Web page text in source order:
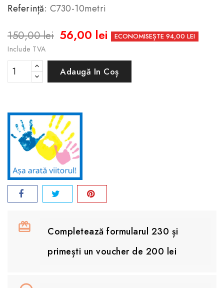
Referință: C730-10metri
150,00 lei 56,00 lei ECONOMISEȘTE 94,00 LEI
Include TVA
Adaugă In Coș
Completează formularul 230 și
primești un voucher de 200 lei